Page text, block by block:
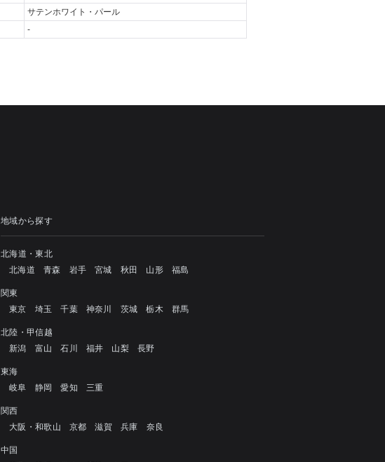
サテンホワイト・パール
-
地域から探す
北海道・東北
北海道
青森 岩手 宮城 秋田 山形 福島
関東
東京
埼玉 千葉 神奈川 茨城 栃木 群馬
北陸・甲信越
新潟
富山 石川 福井 山梨 長野
東海
岐阜
静岡 愛知 三重
関西
大阪・和歌山
京都 滋賀 兵庫 奈良
中国